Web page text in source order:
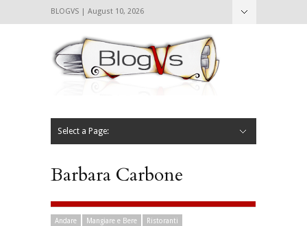
BLOGVS | August 10, 2026
Select a Page:
Barbara Carbone
Andare Mangiare e Bere Ristoranti